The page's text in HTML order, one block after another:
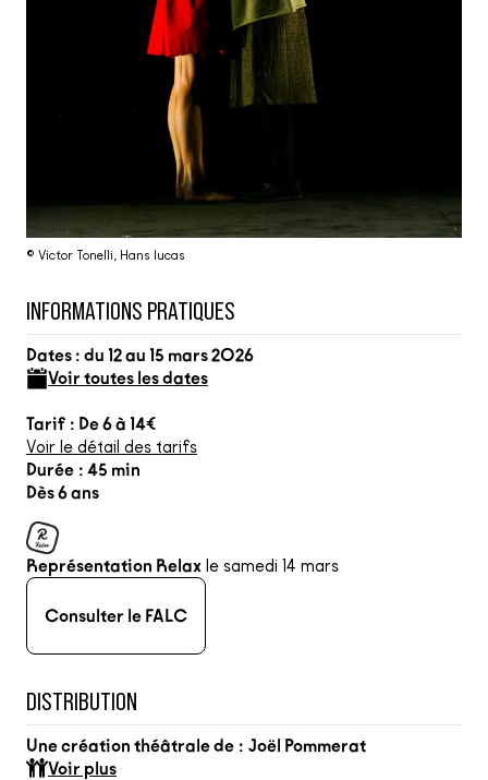
© Victor Tonelli, Hans lucas
INFORMATIONS PRATIQUES
Dates : du 12 au 15 mars 2026
Voir toutes les dates
Tarif : De 6 à 14€
Voir le détail des tarifs
Durée : 45 min
Dès 6 ans
Représentation Relax le samedi 14 mars
Consulter le FALC
DISTRIBUTION
Une création théâtrale de : Joël Pommerat
Voir plus